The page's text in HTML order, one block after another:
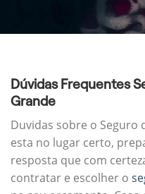
Dúvidas Frequentes
Grande
Duvidas sobre o Seguro
esta no lugar certo,
resposta que com
contratar e escolher o